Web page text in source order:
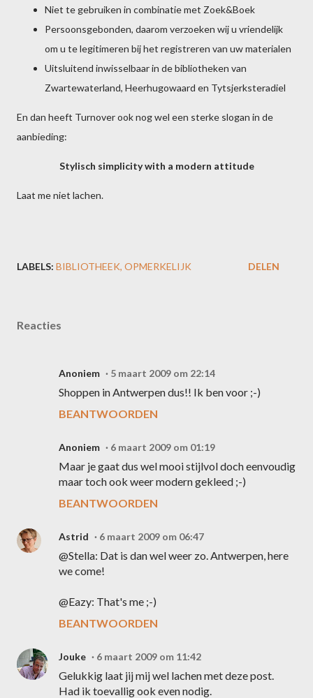
Niet te gebruiken in combinatie met Zoek&Boek
Persoonsgebonden, daarom verzoeken wij u vriendelijk
om u te legitimeren bij het registreren van uw materialen
Uitsluitend inwisselbaar in de bibliotheken van
Zwartewaterland, Heerhugowaard en Tytsjerksteradiel
En dan heeft Turnover ook nog wel een sterke slogan in de
aanbieding:
Stylisch simplicity with a modern attitude
Laat me niet lachen.
LABELS: BIBLIOTHEEK OPMERKELIJK DELEN
Reacties
Anoniem 5 maart 2009 om 22:14
Shoppen in Antwerpen dus!! Ik ben voor ;-)
BEANTWOORDEN
Anoniem 6 maart 2009 om 01:19
Maar je gaat dus wel mooi stijlvol doch eenvoudig
maar toch ook weer modern gekleed ;-)
BEANTWOORDEN
Astrid 6 maart 2009 om 06:47
@Stella: Dat is dan wel weer zo. Antwerpen, here
we come!
@Eazy: That's me ;-)
BEANTWOORDEN
Jouke 6 maart 2009 om 11:42
Gelukkig laat jij mij wel lachen met deze post.
Had ik toevallig ook even nodig.